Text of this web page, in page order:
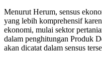
Menurut Herum, sensus
yang lebih komprehensif
ekonomi, mulai sektor
dalam penghitungan Produk
akan dicatat dalam sensus